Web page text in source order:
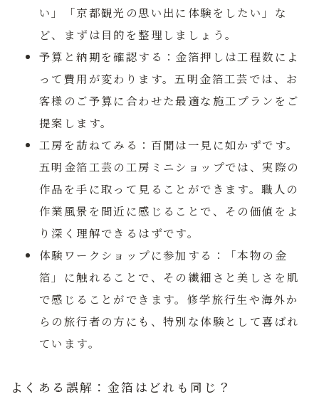
い」「京都観光の思い出に体験をしたい」な
ど、まずは目的を整理しましょう。
予算と納期を確認する： 金箔押しは工程数によ
って費用が変わります。五明金箔工芸では、お
客様のご予算に合わせた最適な施工プランをご
提案します。
工房を訪ねてみる： 百聞は一見に如かずです。
五明金箔工芸の工房ミニショップでは、実際の
作品を手に取って見ることができます。職人の
作業風景を間近に感じることで、その価値をよ
り深く理解できるはずです。
体験ワークショップに参加する：
「本物の金
箔」に触れることで、その繊細さと美しさを肌
で感じることができます。修学旅行生や海外か
らの旅行者の方にも、特別な体験として喜ばれ
ています。
よくある誤解：金箔はどれも同じ？